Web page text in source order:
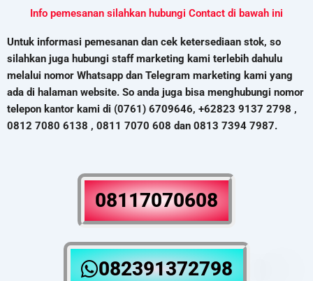
Info pemesanan silahkan hubungi Contact di bawah ini
Untuk informasi pemesanan dan cek ketersediaan stok, so
silahkan juga hubungi staff marketing kami terlebih dahulu
melalui nomor Whatsapp dan Telegram marketing kami yang
ada di halaman website. So anda juga bisa menghubungi nomor
telepon kantor kami di (0761) 6709646, +62823 9137 2798 ,
0812 7080 6138 , 0811 7070 608 dan 0813 7394 7987.
08117070608
082391372798